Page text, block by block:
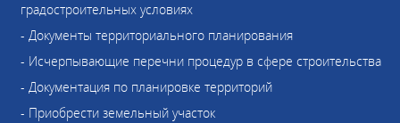
градостроительных условиях
- Документы территориального планирования
- Исчерпывающие перечни процедур в сфере строительства
- Документация по планировке территорий
- Приобрести земельный участок